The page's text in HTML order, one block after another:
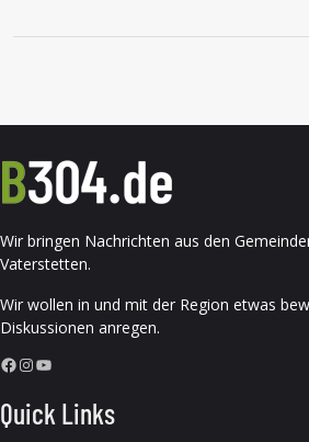
Wir bringen Nachrichten aus den
Vaterstetten.
Wir wollen in und mit der Region etwas
Diskussionen anregen.
Facebook InstagramYouTube
Quick Links